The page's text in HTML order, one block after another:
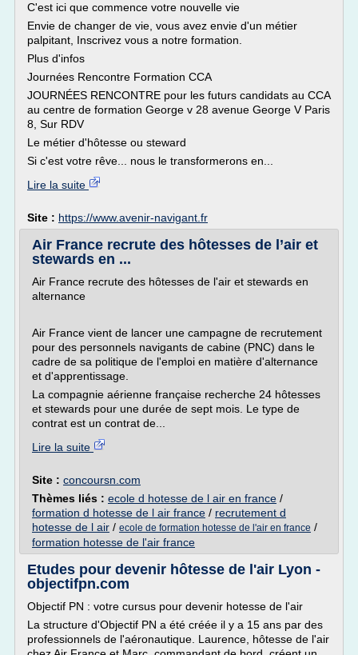
C'est ici que commence votre nouvelle vie
Envie de changer de vie, vous avez envie d'un métier
palpitant, Inscrivez vous a notre formation.
Plus d'infos
Journées Rencontre Formation CCA
JOURNÉES RENCONTRE pour les futurs candidats au CCA
au centre de formation George v 28 avenue George V Paris
8, Sur RDV
Le métier d'hôtesse ou steward
Si c'est votre rêve... nous le transformerons en...
Lire la suite
Site : https://www.avenir-navigant.fr
Air France recrute des hôtesses de l’air et
stewards en ...
Air France recrute des hôtesses de l'air et stewards en
alternance
Air France vient de lancer une campagne de recrutement
pour des personnels navigants de cabine (PNC) dans le
cadre de sa politique de l'emploi en matière d'alternance
et d'apprentissage.
La compagnie aérienne française recherche 24 hôtesses
et stewards pour une durée de sept mois. Le type de
contrat est un contrat de...
Lire la suite
Site : concoursn.com
Thèmes liés : ecole d hotesse de l air en france /
formation d hotesse de l air france / recrutement d
hotesse de l air / ecole de formation hotesse de l'air en france /
formation hotesse de l'air france
Etudes pour devenir hôtesse de l'air Lyon -
objectifpn.com
Objectif PN : votre cursus pour devenir hotesse de l'air
La structure d'Objectif PN a été créée il y a 15 ans par des
professionnels de l'aéronautique. Laurence, hôtesse de l'air